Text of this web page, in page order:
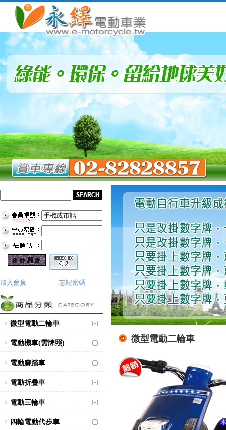
加入會員 忘記密碼
微型電動二輪車
電動機車(需牌照)
電動腳踏車
電動折疊車
電動三輪車
四輪電動代步車
微型電動二輪車